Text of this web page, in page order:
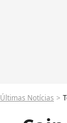
Últimas Notícias